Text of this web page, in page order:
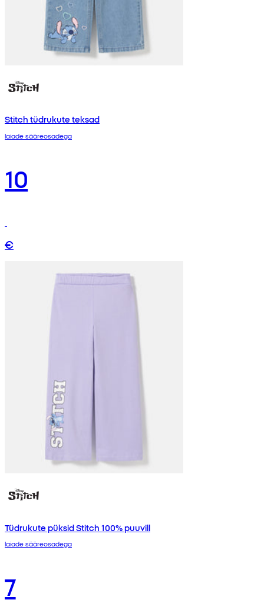
Stitch tüdrukute teksad
laiade sääreosadega
10
€
Tüdrukute püksid Stitch 100% puuvill
laiade sääreosadega
7